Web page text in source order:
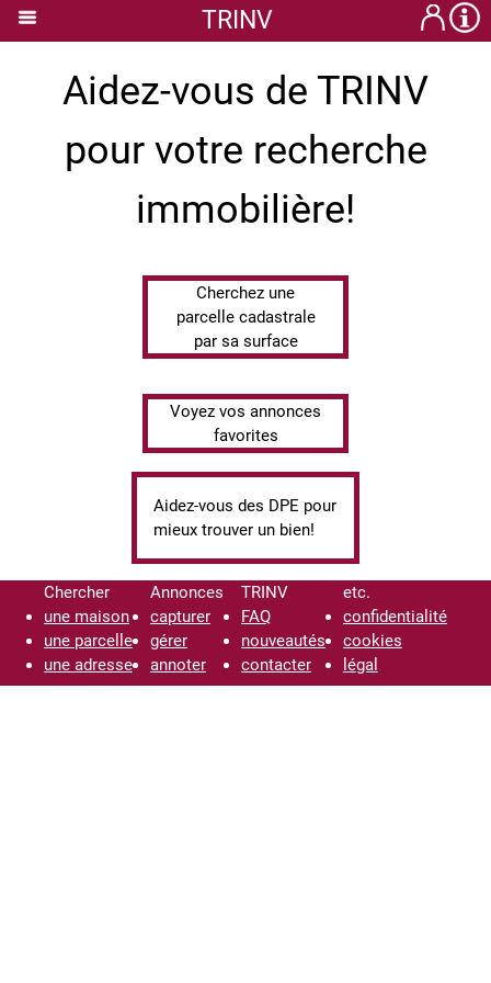
TRINV
Aidez-vous de TRINV
pour votre recherche
immobilière!
Cherchez une
parcelle cadastrale
par sa surface
Voyez vos annonces
favorites
Aidez-vous des DPE pour
mieux trouver un bien!
Chercher
une maison
une parcelle
une adresse
Annonces
capturer
gérer
annoter
TRINV
FAQ
nouveautés
contacter
etc.
confidentialité
cookies
légal